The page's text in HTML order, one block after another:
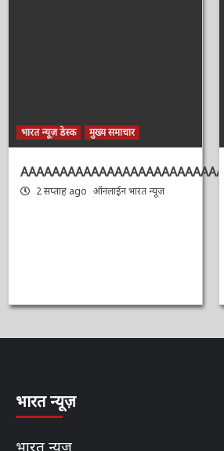
भारत न्यूज़ डेस्क मुख्य समाचार
2 सप्ताह ago ऑनलाईन भारत न्यूज़
भारत न्यूज़
भारत न्यूज़